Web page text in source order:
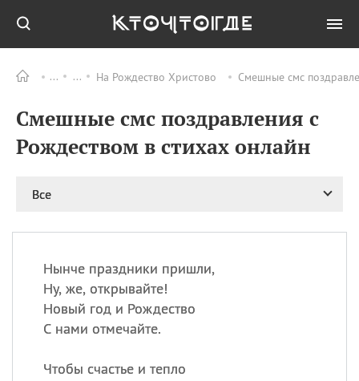
На Рождество Христово Смешные смс
Смешные смс поздравления с
Рождеством в стихах онлайн
Все
Нынче праздники пришли,
Ну, же, открывайте!
Новый год и Рождество
С нами отмечайте.
Чтобы счастье и тепло
ПРАЗДНИКИ Все
06.08 Преображение
Господне у западных
христиан
Романа и Давида
мучеников